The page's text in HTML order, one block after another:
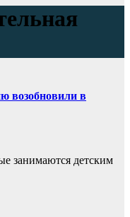
возобновили в
занимаются детским